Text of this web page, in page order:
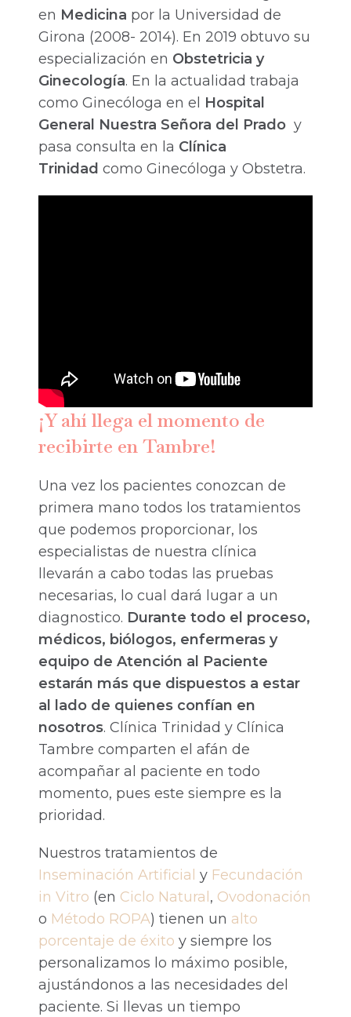
en Medicina por la Universidad de
Girona (2008- 2014). En 2019 obtuvo su
especialización en Obstetricia y
Ginecología. En la actualidad trabaja
como Ginecóloga en el Hospital
General Nuestra Señora del Prado y
pasa consulta en la Clínica
Trinidad como Ginecóloga y Obstetra.
¡Y ahí llega el momento de
recibirte en Tambre!
Una vez los pacientes conozcan de
primera mano todos los tratamientos
que podemos proporcionar, los
especialistas de nuestra clínica
llevarán a cabo todas las pruebas
necesarias, lo cual dará lugar a un
diagnostico. Durante todo el proceso,
médicos, biólogos, enfermeras y
equipo de Atención al Paciente
estarán más que dispuestos a estar
al lado de quienes confían en
nosotros. Clínica Trinidad y Clínica
Tambre comparten el afán de
acompañar al paciente en todo
momento, pues este siempre es la
prioridad.
Nuestros tratamientos de
Inseminación Artificial y Fecundación
in Vitro (en Ciclo Natural, Ovodonación
o Método ROPA) tienen un alto
porcentaje de éxito y siempre los
personalizamos lo máximo posible,
ajustándonos a las necesidades del
paciente. Si llevas un tiempo